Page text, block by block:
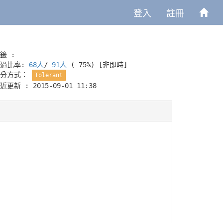
登入 註冊
:
比率: 68人 / 91人 ( 75%)
[非即時]
方式：
Tolerant
更新 : 2015-09-01 11:38